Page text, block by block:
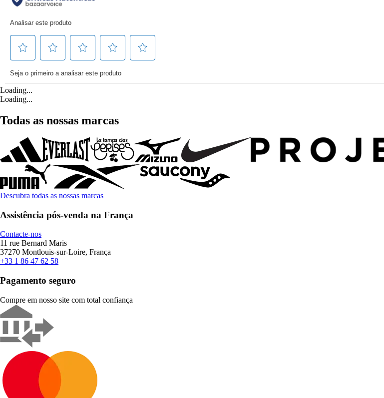
Loading...
Loading...
Todas as nossas marcas
Descubra todas as nossas marcas
Assistência pós-venda na França
Contacte-nos
11 rue Bernard Maris
37270 Montlouis-sur-Loire, França
+33 1 86 47 62 58
Pagamento seguro
Compre em nosso site com total confiança